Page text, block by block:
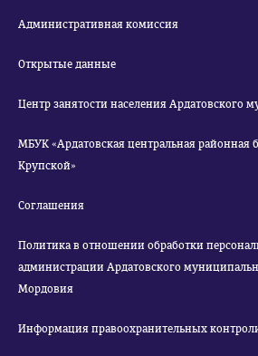
Административная комиссия
Открытые данные
Центр занятости населения Ардатовского
МБУК «Ардатовская центральная районная
Крупской»
Соглашения
Политика в отношении обработки
администрации Ардатовского
Мордовия
Информация правоохранительных